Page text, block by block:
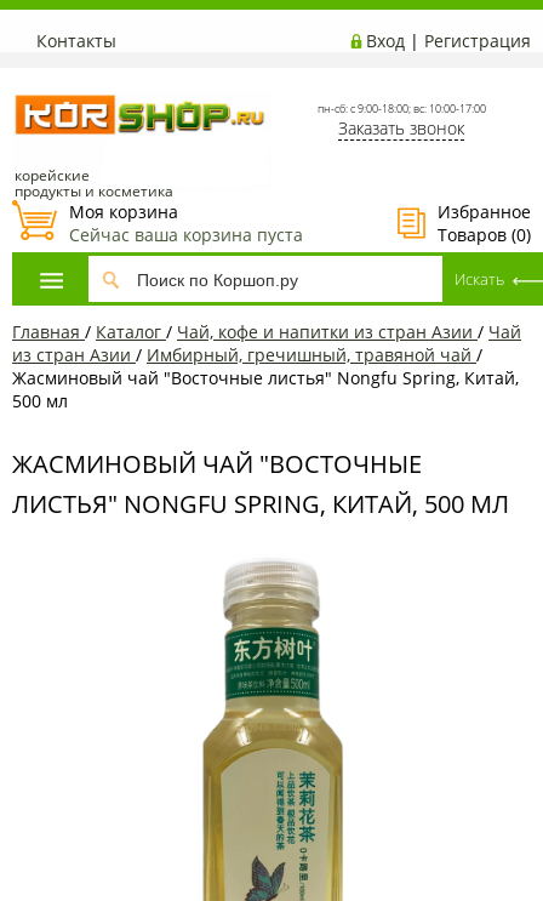
Контакты Вход | Регистрация
корейские
продукты и косметика
пн-сб: с 9:00-18:00; вс: 10:00-17:00
Заказать звонок
Избранное
Товаров (0)
Моя корзина
Сейчас ваша корзина пуста
Главная / Каталог / Чай, кофе и напитки из стран Азии / Чай
из стран Азии / Имбирный, гречишный, травяной чай /
Жасминовый чай "Восточные листья" Nongfu Spring, Китай,
500 мл
ЖАСМИНОВЫЙ ЧАЙ "ВОСТОЧНЫЕ
ЛИСТЬЯ" NONGFU SPRING, КИТАЙ, 500 МЛ